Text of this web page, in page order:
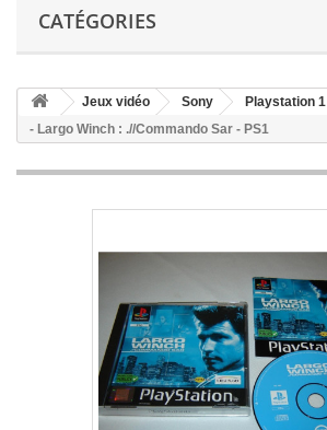
CATÉGORIES
Jeux vidéo Sony Playstation 1
- Largo Winch : .//Commando Sar - PS1